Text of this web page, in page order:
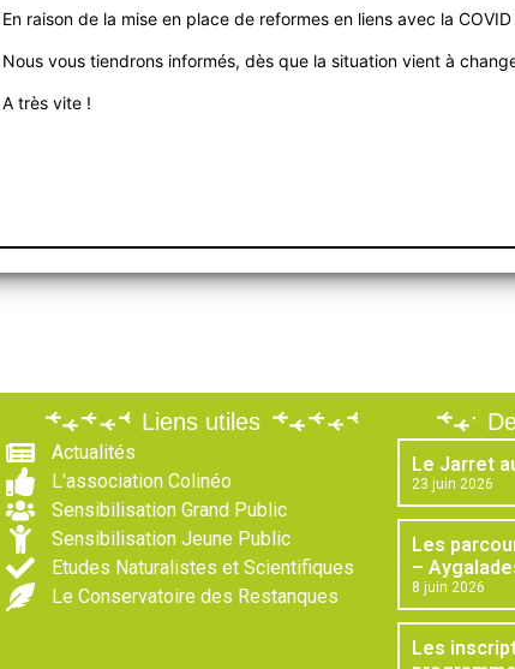
En raison de la mise en place de reformes en liens avec la COVID
Nous vous tiendrons informés, dès que la situation vient à
A très vite !
Liens utiles
Actualités
L'association Colinéo
Sensibilisation Grand Public
Sensibilisation Jeune Public
Etudes Naturalistes et Scientifiques
Le Conservatoire des Restanques
Le Jarret
23 juin 2026
Les
–
8 juin 2026
Les